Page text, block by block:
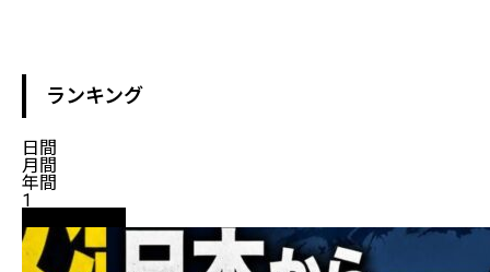
ランキング
日間
月間
年間
1